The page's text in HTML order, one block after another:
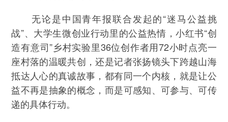
无论是中国青年报联合发起的“迷马公益挑
战”、大学生微创业行动里的公益热情，小红书“创
造有意司”乡村实验里36位创作者用72小时点亮一
座村落的温暖共创，还是记者张扬镜头下跨越山海
抵达人心的真诚故事，都有同一个内核，就是让公
益不再是抽象的概念，而是可感知、可参与、可传
递的具体行动。